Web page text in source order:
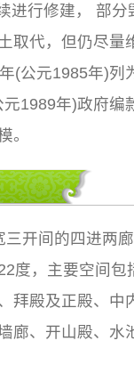
进行修建， 部分
取代，但仍尽量
(公元1985年)列
1989年)政府编
。
三开间的四进两
度，主要空间包
拜殿及正殿、中
廊、开山殿、水